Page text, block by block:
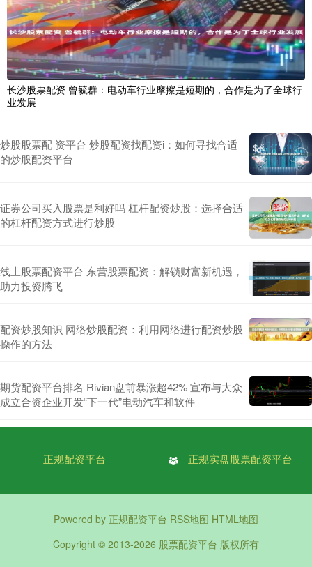
长沙股票配资 曾毓群：电动车行业摩擦是短期的，合作是为了全球行
业发展
炒股股票配 资平台 炒股配资找配资i：如何寻找合适
的炒股配资平台
证券公司买入股票是利好吗 杠杆配资炒股：选择合适
的杠杆配资方式进行炒股
线上股票配资平台 东营股票配资：解锁财富新机遇，
助力投资腾飞
配资炒股知识 网络炒股配资：利用网络进行配资炒股
操作的方法
期货配资平台排名 Rivian盘前暴涨超42% 宣布与大众
成立合资企业开发“下一代”电动汽车和软件
正规配资平台 正规实盘股票配资平台
Powered by 正规配资平台 RSS地图 HTML地图
Copyright © 2013-2026 股票配资平台 版权所有